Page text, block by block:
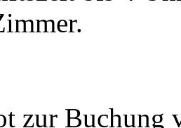
zur